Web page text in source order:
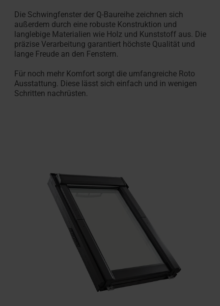
Die Schwingfenster der Q-Baureihe zeichnen sich
außerdem durch eine robuste Konstruktion und
langlebige Materialien wie Holz und Kunststoff aus. Die
präzise Verarbeitung garantiert höchste Qualität und
lange Freude an den Fenstern.
Für noch mehr Komfort sorgt die umfangreiche Roto
Ausstattung. Diese lässt sich einfach und in wenigen
Schritten nachrüsten.